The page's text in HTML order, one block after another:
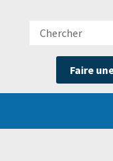
Chercher
Faire